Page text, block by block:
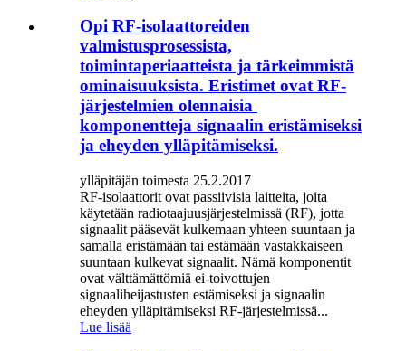
Opi RF-isolaattoreiden
valmistusprosessista,
toimintaperiaatteista ja tärkeimmistä
ominaisuuksista. Eristimet ovat RF-
järjestelmien olennaisia ​​
komponentteja signaalin eristämiseksi
ja eheyden ylläpitämiseksi.
ylläpitäjän toimesta 25.2.2017
RF-isolaattorit ovat passiivisia laitteita, joita
käytetään radiotaajuusjärjestelmissä (RF), jotta
signaalit pääsevät kulkemaan yhteen suuntaan ja
samalla eristämään tai estämään vastakkaiseen
suuntaan kulkevat signaalit. Nämä komponentit
ovat välttämättömiä ei-toivottujen
signaaliheijastusten estämiseksi ja signaalin
eheyden ylläpitämiseksi RF-järjestelmissä...
Lue lisää